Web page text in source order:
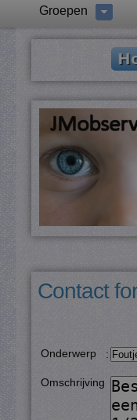
Groepen
Contact
Onderwerp :
Omschrijving